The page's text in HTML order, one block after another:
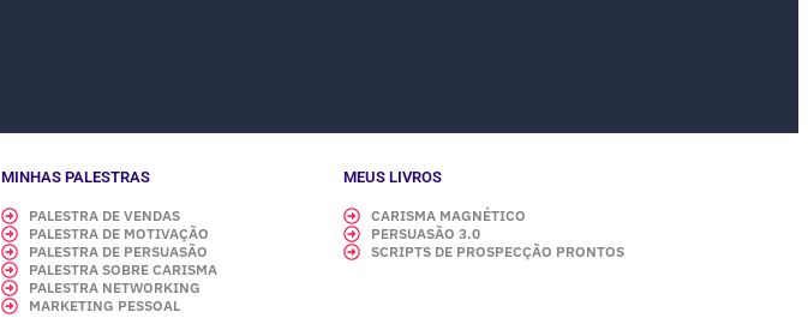
MINHAS PALESTRAS
PALESTRA DE VENDAS
PALESTRA DE MOTIVAÇÃO
PALESTRA DE PERSUASÃO
PALESTRA SOBRE CARISMA
PALESTRA NETWORKING
MARKETING PESSOAL
MEUS LIVROS
CARISMA MAGNÉTICO
PERSUASÃO 3.0
SCRIPTS DE PROSPECÇÃO PRONTOS